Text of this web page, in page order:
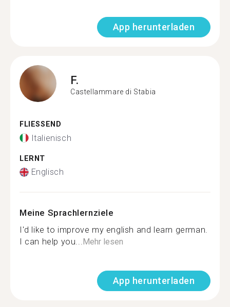
App herunterladen
F.
Castellammare di Stabia
FLIESSEND
Italienisch
LERNT
Englisch
Meine Sprachlernziele
I'd like to improve my english and learn german.
I can help you...Mehr lesen
App herunterladen